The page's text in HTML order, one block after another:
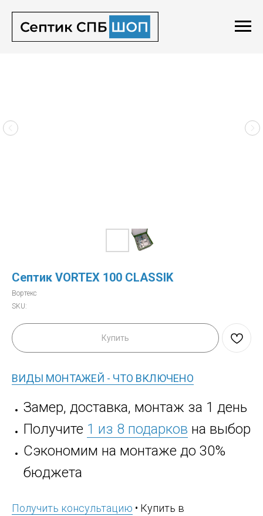
Септик VORTEX 100 CLASSIK
Вортекс
SKU:
Купить
ВИДЫ МОНТАЖЕЙ - ЧТО ВКЛЮЧЕНО
Замер, доставка, монтаж за 1 день
Получите 1 из 8 подарков на выбор
Сэкономим на монтаже до 30%
бюджета
Получить консультацию • Купить в